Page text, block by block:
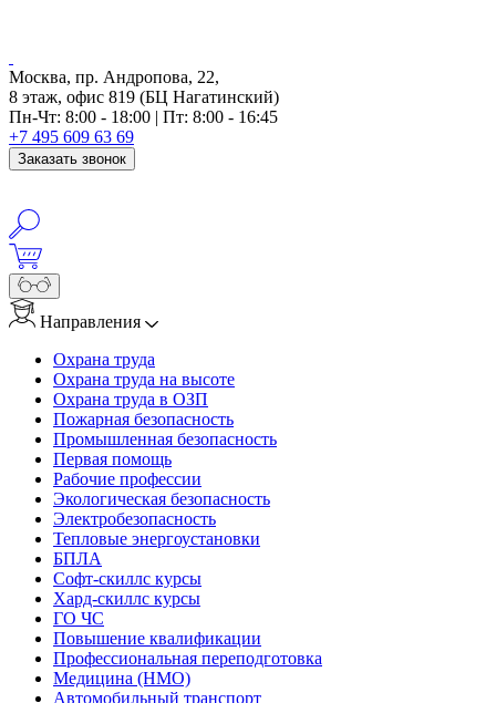
Москва, пр. Андропова, 22,
8 этаж, офис 819 (БЦ Нагатинский)
Пн-Чт: 8:00 - 18:00 | Пт: 8:00 - 16:45
+7 495 609 63 69
Заказать звонок
Направления
Охрана труда
Охрана труда на высоте
Охрана труда в ОЗП
Пожарная безопасность
Промышленная безопасность
Первая помощь
Рабочие профессии
Экологическая безопасность
Электробезопасность
Тепловые энергоустановки
БПЛА
Софт-скиллс курсы
Хард-скиллс курсы
ГО ЧС
Повышение квалификации
Профессиональная переподготовка
Медицина (НМО)
Автомобильный транспорт